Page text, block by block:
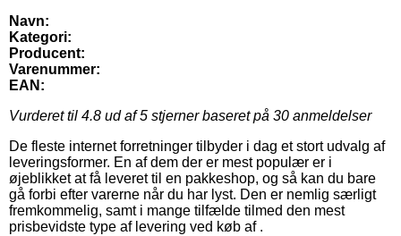
Navn:
Kategori:
Producent:
Varenummer:
EAN:
Vurderet til 4.8 ud af 5 stjerner baseret på 30 anmeldelser
De fleste internet forretninger tilbyder i dag et stort udvalg af
leveringsformer. En af dem der er mest populær er i
øjeblikket at få leveret til en pakkeshop, og så kan du bare
gå forbi efter varerne når du har lyst. Den er nemlig særligt
fremkommelig, samt i mange tilfælde tilmed den mest
prisbevidste type af levering ved køb af .